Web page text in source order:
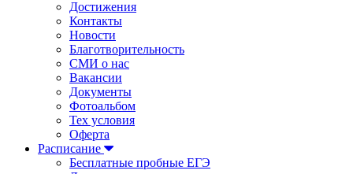
Достижения
Контакты
Новости
Благотворительность
СМИ о нас
Вакансии
Документы
Фотоальбом
Тех условия
Оферта
Расписание
Бесплатные пробные ЕГЭ